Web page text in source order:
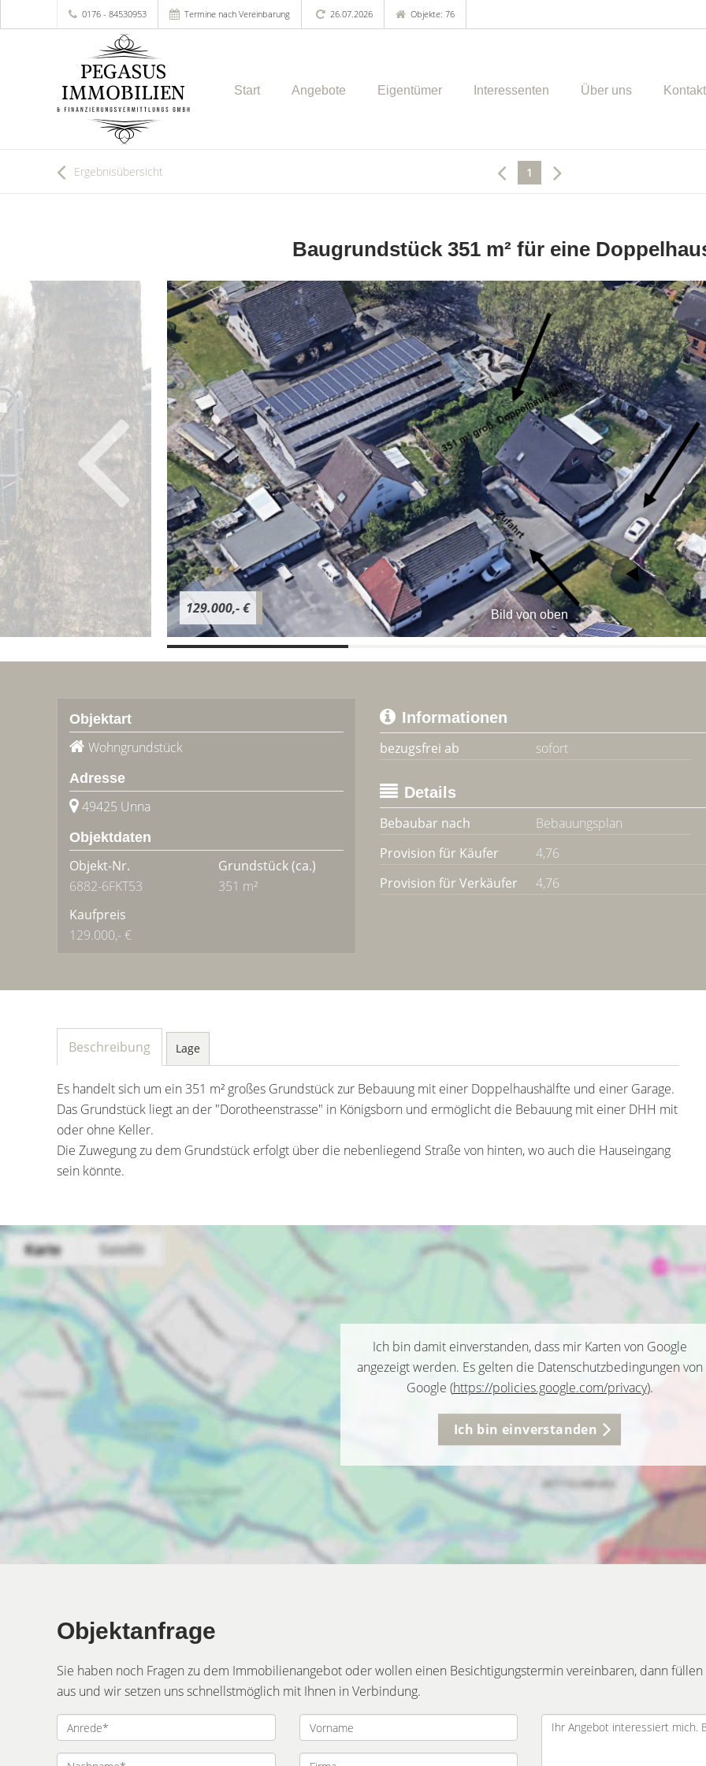
0176 - 84530953 Termine nach Vereinbarung 26.07.2026 Objekte: 76
Start Angebote Eigentümer Interessenten Über uns Kontakt
Ergebnisübersicht 1
Baugrundstück 351 m² für eine
Bild von oben
129.000,- €
Objektart
Wohngrundstück
Adresse
49425 Unna
Objektdaten
Objekt-Nr.
6882-6FKT53
Grundstück(ca.)
351 m²
Kaufpreis
129.000,- €
Informationen
bezugsfrei ab
sofort
Details
Bebaubar nach
Bebauungsplan
Provision für Käufer
4,76
Provision für Verkäufer
4,76
Beschreibung Lage
Es handelt sich um ein 351 m² großes Grundstück zur Bebauung mit einer Doppelhaushälfte und einer Garage.
Das Grundstück liegt an der "Dorotheenstrasse" in Königsborn und ermöglicht die Bebauung mit einer DHH mit
oder ohne Keller.
Die Zuwegung zu dem Grundstück erfolgt über die nebenliegend Straße von hinten, wo auch die Hauseingang
sein könnte.
Ich bin damit einverstanden, dass mir Karten von Google
angezeigt werden. Es gelten die Datenschutzbedingungen von
Google (https://policies.google.com/privacy).
Ich bin einverstanden
Objektanfrage
Sie haben noch Fragen zu dem Immobilienangebot oder wollen einen Besichtigungstermin vereinbaren, dann
aus und wir setzen uns schnellstmöglich mit Ihnen in Verbindung.